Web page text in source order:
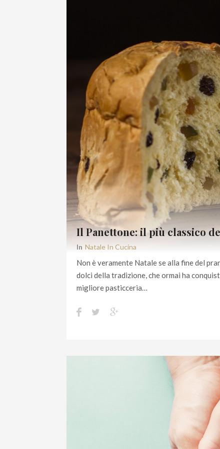
Il Panettone: il più classico
In Natale In Cucina
Non è veramente Natale se alla fine del
dolci della tradizione, che ormai ha
migliore pasticceria…